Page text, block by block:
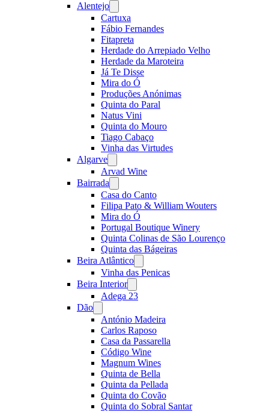
Alentejo
menu
Cartuxa
Fábio Fernandes
Fitapreta
Herdade do Arrepiado Velho
Herdade da Maroteira
Já Te Disse
Mira do Ó
Produções Anónimas
Quinta do Paral
Natus Vini
Quinta do Mouro
Tiago Cabaço
Vinha das Virtudes
Algarve
menu
Arvad Wine
Bairrada
menu
Casa do Canto
Filipa Pato & William Wouters
Mira do Ó
Portugal Boutique Winery
Quinta Colinas de São Lourenço
Quinta das Bágeiras
Beira Atlântico
menu
Vinha das Penicas
Beira Interior
menu
Adega 23
Dão
menu
António Madeira
Carlos Raposo
Casa da Passarella
Código Wine
Magnum Wines
Quinta de Bella
Quinta da Pellada
Quinta do Covão
Quinta do Sobral Santar